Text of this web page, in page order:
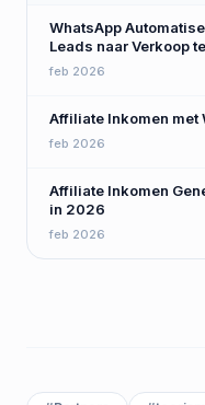
WhatsApp
Leads naar Verkoop
feb 2026
Affiliate Inkomen met
feb 2026
Affiliate Inkomen
in 2026
feb 2026